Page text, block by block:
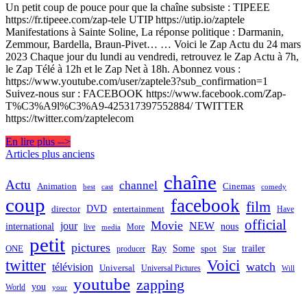
Un petit coup de pouce pour que la chaîne subsiste : TIPEEE
https://fr.tipeee.com/zap-tele UTIP https://utip.io/zaptele
Manifestations à Sainte Soline, La réponse politique : Darmanin,
Zemmour, Bardella, Braun-Pivet… … Voici le Zap Actu du 24 mars
2023 Chaque jour du lundi au vendredi, retrouvez le Zap Actu à 7h,
le Zap Télé à 12h et le Zap Net à 18h. Abonnez vous :
https://www.youtube.com/user/zaptele3?sub_confirmation=1
Suivez-nous sur : FACEBOOK https://www.facebook.com/Zap-
T%C3%A9l%C3%A9-425317397552884/ TWITTER
https://twitter.com/zaptelecom
En lire plus -->
Navigation
articles
Articles plus anciens
Actu Animation best cast channel chaîne Cinemas comedy
coup director DVD entertainment facebook film Have
international jour live media More Movie NEW nous official
ONE petit pictures producer Ray Some spot Star trailer
twitter télévision Universal Universal Pictures Voici watch Will
World you your youtube zapping